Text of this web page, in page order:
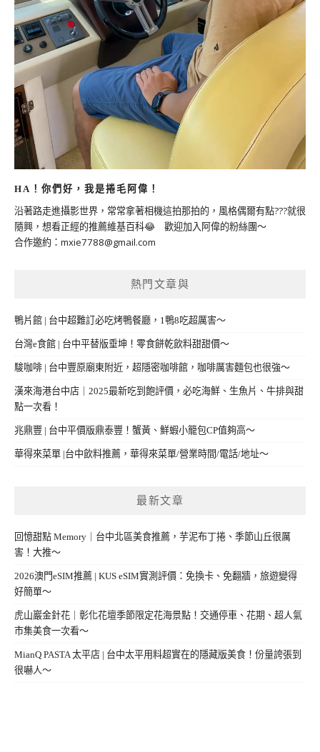
HA！你們好，我是捲毛阿偉！
沿著路走進攝影世界，常常拿著相機這拍那拍的，風格偶爾有點???就很
隨興，想看正經的推薦維基百科😂 歡迎加入阿偉的粉絲團～
合作邀約： mxie7788@gmail.com
熱門文章與
鴨片館 | 台中超難訂必吃烤鴨餐廳，1鴨8吃超厲害～
台灣e食館 | 台中平替版垂坤！零食餅乾飲料甜甜價～
駿咖啡 | 台中豐原廟東附近，超隱密咖啡館，咖啡厲害麵包也很強～
漢來海港台中店｜2025最新吃到飽評價，必吃海鮮、生魚片、牛排與甜
點一次看！
兆鼎豐 | 台中平價版鼎泰豐！蟹黃、鮮蝦小籠包CP值夠高～
華得來菜單 |台中飲料推薦，華得來菜單/營業時間/電話/地址～
最新文章
回憶甜點 Memory｜台中北區美食推薦，芋泥布丁捲、季節山丘很厲
害！大推～
2026澳門eSIM推薦 | KUS eSIM實測評價：免換卡、免翻牆，旅遊變得
好簡單～
虎山巖金針花｜彰化花壇季節限定花海景點！交通停車、花期、超人氣
市集美食一次看～
MianQ PASTA 太平店 | 台中太平用料超實在的隱藏版美食！份量誇張到
很嚇人～